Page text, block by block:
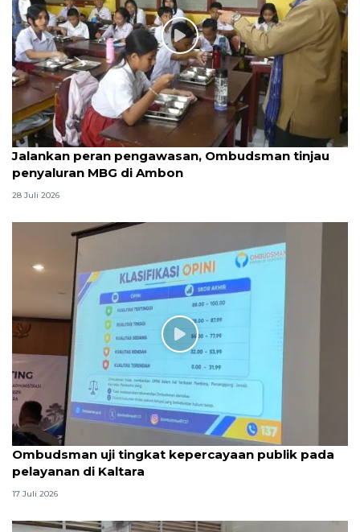
Jalankan peran pengawasan, Ombudsman tinjau
penyaluran MBG di Ambon
28 Juli 2026
Ombudsman uji tingkat kepercayaan publik pada
pelayanan di Kaltara
17 Juli 2026